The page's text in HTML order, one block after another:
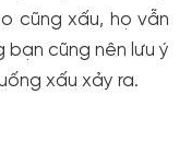
cũng xấu, họ vẫn
bạn cũng nên lưu ý
xấu xảy ra.